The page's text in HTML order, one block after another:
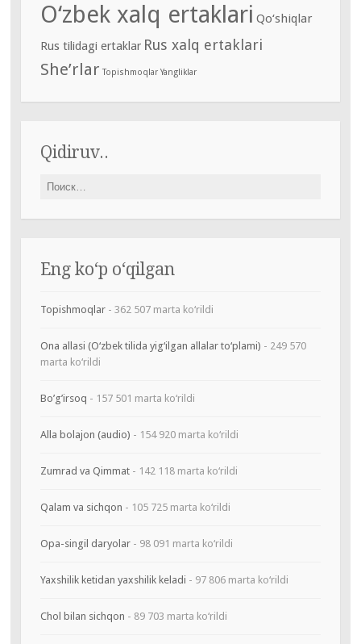
O‘zbek xalq ertaklari Qo‘shiqlar
Rus tilidagi ertaklar Rus xalq ertaklari
She’rlar Topishmoqlar Yangliklar
Qidiruv..
Найти:
Eng ko‘p o‘qilgan
Topishmoqlar- 362 507 marta ko‘rildi
Ona allasi (O‘zbek tilida yig‘ilgan allalar to‘plami) - 249 570
marta ko‘rildi
Bo’g’irsoq - 157 501 marta ko‘rildi
Alla bolajon (audio) - 154 920 marta ko‘rildi
Zumrad va Qimmat- 142 118 marta ko‘rildi
Qalam va sichqon - 105 725 marta ko‘rildi
Opa-singil daryolar- 98 091 marta ko‘rildi
Yaxshilik ketidan yaxshilik keladi - 97 806 marta ko‘rildi
Chol bilan sichqon - 89 703 marta ko‘rildi